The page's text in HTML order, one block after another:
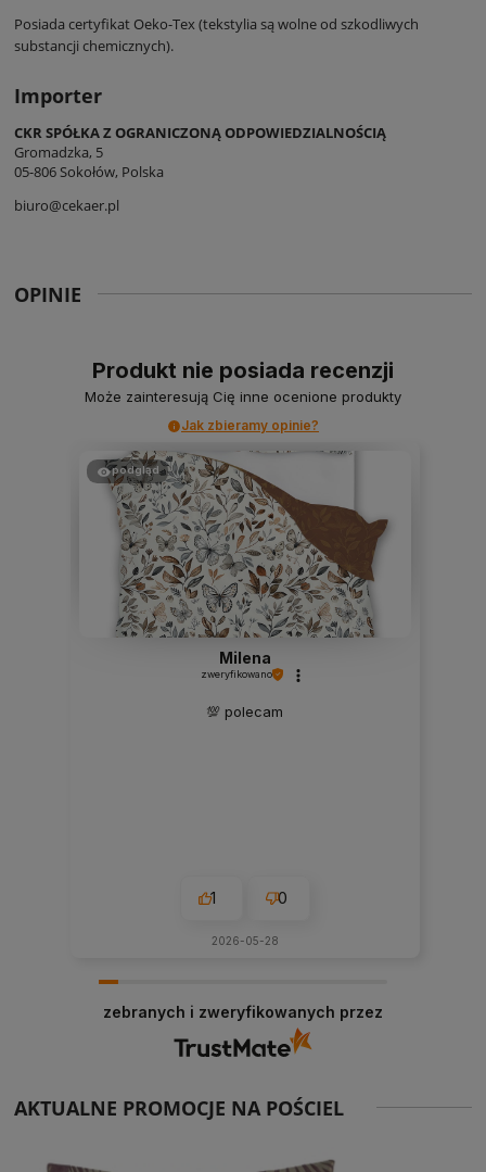
Posiada certyfikat Oeko-Tex (tekstylia są wolne od szkodliwych
substancji chemicznych).
Importer
CKR SPÓŁKA Z OGRANICZONĄ ODPOWIEDZIALNOŚCIĄ
Gromadzka, 5
05-806 Sokołów, Polska
biuro@cekaer.pl
OPINIE
Produkt nie posiada recenzji
Może zainteresują Cię inne ocenione produkty
Jak zbieramy opinie?
podgląd
Milena
zweryfikowano
💯 polecam
1 0
2026-05-28
zebranych i zweryfikowanych przez
AKTUALNE PROMOCJE NA POŚCIEL